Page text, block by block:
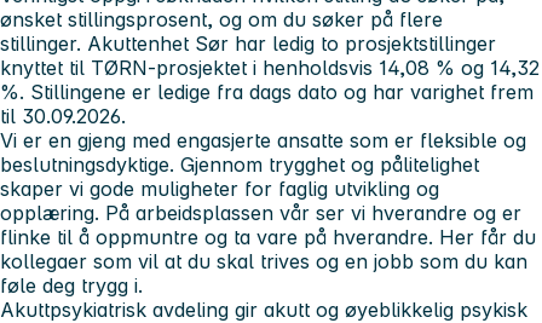
ønsket stillingsprosent, og om du søker på flere
stillinger. Akuttenhet Sør har ledig to prosjektstillinger
knyttet til TØRN‑prosjektet i henholdsvis 14,08 % og 14,32
%. Stillingene er ledige fra dags dato og har varighet frem
til 30.09.2026.
Vi er en gjeng med engasjerte ansatte som er fleksible og
beslutningsdyktige. Gjennom trygghet og pålitelighet
skaper vi gode muligheter for faglig utvikling og
opplæring. På arbeidsplassen vår ser vi hverandre og er
flinke til å oppmuntre og ta vare på hverandre. Her får du
kollegaer som vil at du skal trives og en jobb som du kan
føle deg trygg i.
Akuttpsykiatrisk avdeling gir akutt og øyeblikkelig psykisk